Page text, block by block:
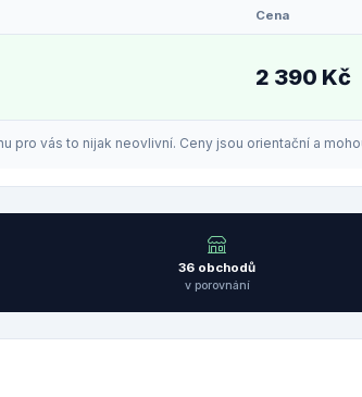
Cena
2 390 Kč
pro vás to nijak neovlivní. Ceny jsou orientační a
36 obchodů
v porovnání